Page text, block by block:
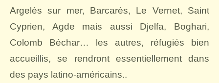
Argelès sur mer, Barcarès, Le Vernet, Saint
Cyprien, Agde mais aussi Djelfa, Boghari,
Colomb Béchar… les autres, réfugiés bien
accueillis, se rendront essentiellement dans
des pays latino-américains..